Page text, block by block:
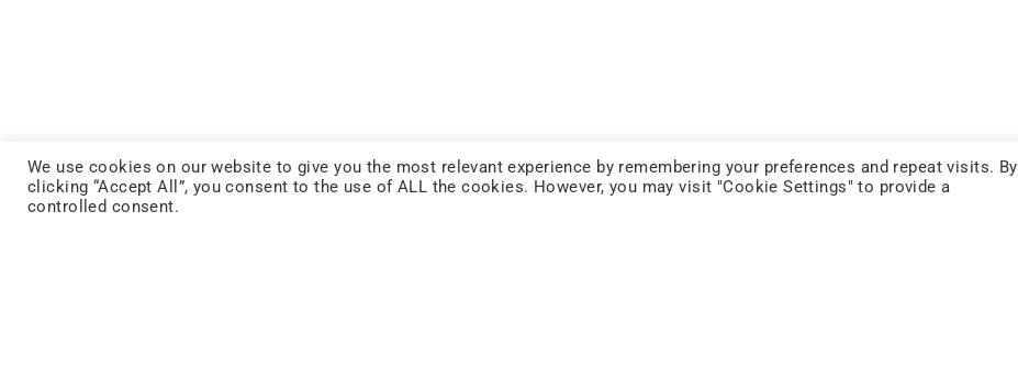
We use cookies on our website to give you the most relevant experience by remembering your preferences and repeat visits. By
clicking “Accept All”, you consent to the use of ALL the cookies. However, you may visit "Cookie Settings" to provide a
controlled consent.